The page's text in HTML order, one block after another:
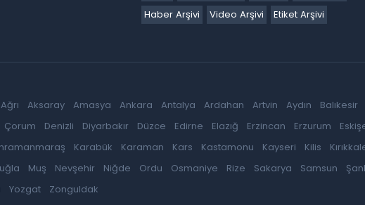
Haber Arşivi
Video Arşivi Etiket Arşivi
Ağrı Aksaray Amasya Ankara Antalya Ardahan Artvin Aydın Balıkesir
Çorum Denizli Diyarbakır Düzce Edirne Elazığ Erzincan Erzurum
Karabük Karaman Kars Kastamonu Kayseri Kilis
Muş Nevşehir Niğde Ordu Osmaniye Rize Sakarya Samsun
Yozgat Zonguldak